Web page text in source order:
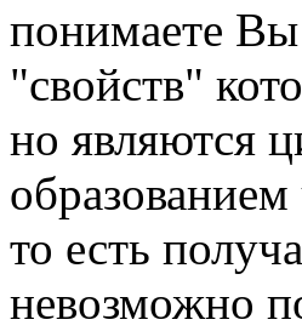
понимаете Вы
"свойств"
но являются
то есть
невозможно